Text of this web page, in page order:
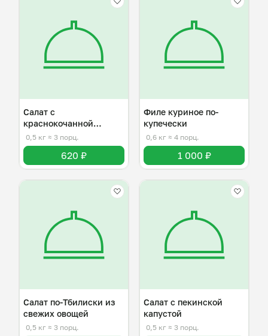
Салат с
краснокочанной
капустой
0,5 кг ≈ 3 порц.
620 ₽
Филе куриное по-
купечески
0,6 кг ≈ 4 порц.
1 000 ₽
Салат по-Тбилиски из
свежих овощей
0,5 кг ≈ 3 порц.
Салат с пекинской
капустой
0,5 кг ≈ 3 порц.